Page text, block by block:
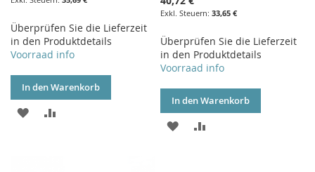
Überprüfen Sie die Lieferzeit
in den Produktdetails
Voorraad info
In den Warenkorb
ZUR
33,65 €
Überprüfen Sie die Lieferzeit
in den Produktdetails
Voorraad info
In den Warenkorb
ZUR